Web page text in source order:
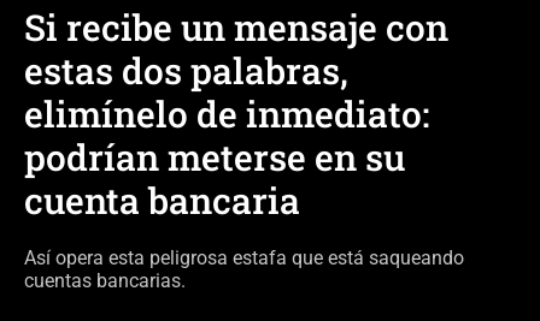
Si recibe un mensaje con
estas dos palabras,
elimínelo de inmediato:
podrían meterse en su
cuenta bancaria
Así opera esta peligrosa estafa que está saqueando
cuentas bancarias.